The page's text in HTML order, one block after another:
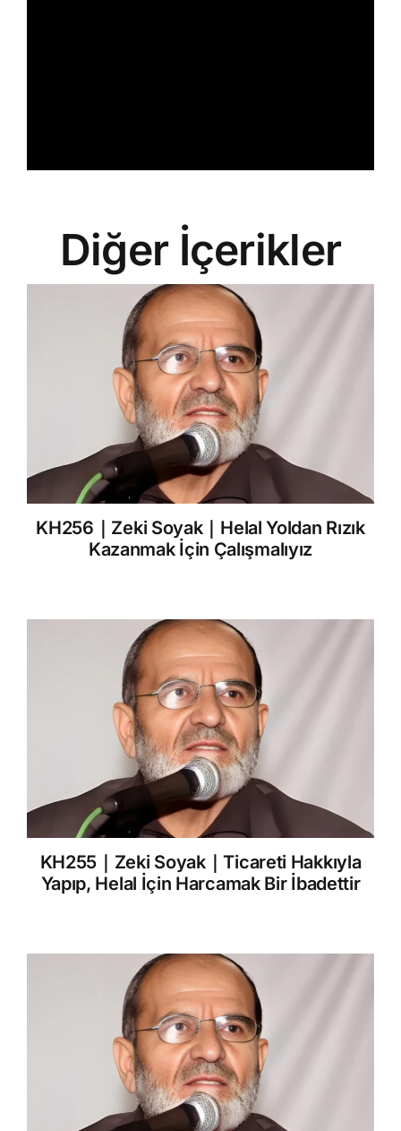
Diğer İçerikler
KH256｜Zeki Soyak｜Helal Yoldan Rızık
Kazanmak İçin Çalışmalıyız
KH255｜Zeki Soyak｜Ticareti Hakkıyla
Yapıp, Helal İçin Harcamak Bir İbadettir